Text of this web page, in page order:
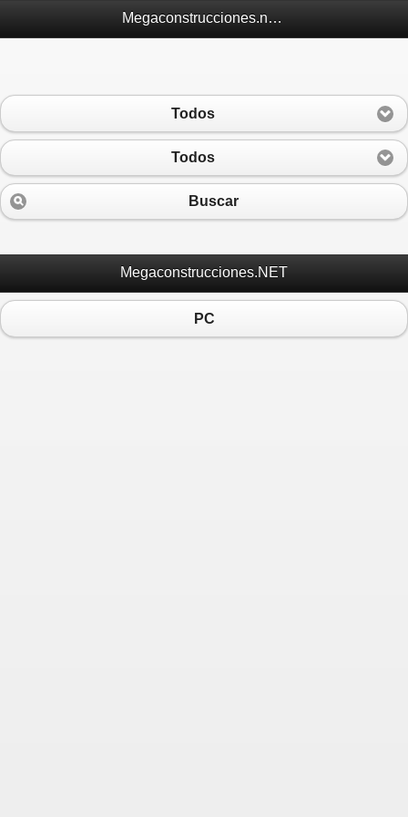
Megaconstrucciones.net Móvil
Todos
Todos
Buscar
Megaconstrucciones.NET
PC